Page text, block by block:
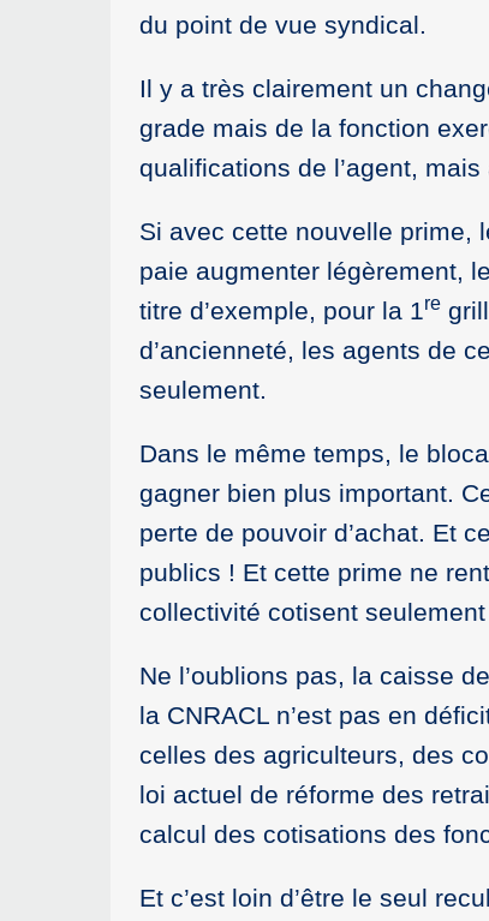
du point de vue syndical.
Il y a très clairement un
grade mais de la fonction
qualifications de l’agent,
Si avec cette nouvelle prime,
paie augmenter légèrement,
titre d’exemple, pour la 1re
d’ancienneté, les agents de
seulement.
Dans le même temps, le
gagner bien plus important.
perte de pouvoir d’achat. Et
publics ! Et cette prime ne
collectivité cotisent
Ne l’oublions pas, la caisse
la CNRACL n’est pas en
celles des agriculteurs, des
loi actuel de réforme des
calcul des cotisations des
Et c’est loin d’être le seul